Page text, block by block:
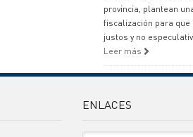
provincia, plantean
fiscalización para que
justos y no
Leer más
ENLACES